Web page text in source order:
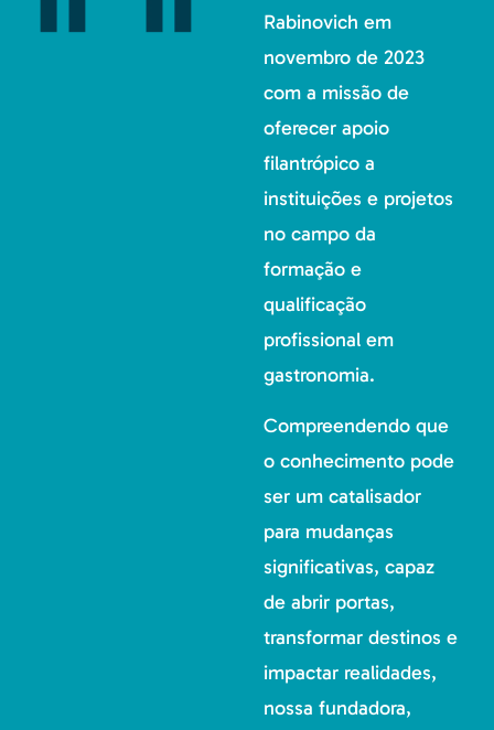
Rabinovich em
novembro de 2023
com a missão de
oferecer apoio
filantrópico a
instituições e projetos
no campo da
formação e
qualificação
profissional em
gastronomia.
Compreendendo que
o conhecimento pode
ser um catalisador
para mudanças
significativas, capaz
de abrir portas,
transformar destinos e
impactar realidades,
nossa fundadora,